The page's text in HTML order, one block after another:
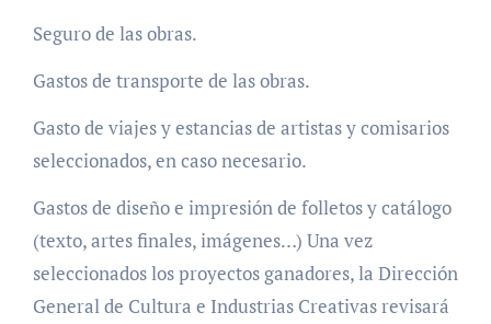
Seguro de las obras.
Gastos de transporte de las obras.
Gasto de viajes y estancias de artistas y comisarios
seleccionados, en caso necesario.
Gastos de diseño e impresión de folletos y catálogo
(texto, artes finales, imágenes…) Una vez
seleccionados los proyectos ganadores, la Dirección
General de Cultura e Industrias Creativas revisará